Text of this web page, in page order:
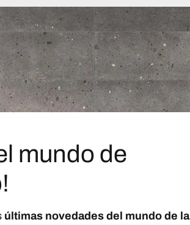
mundo de
últimas novedades del mundo de la